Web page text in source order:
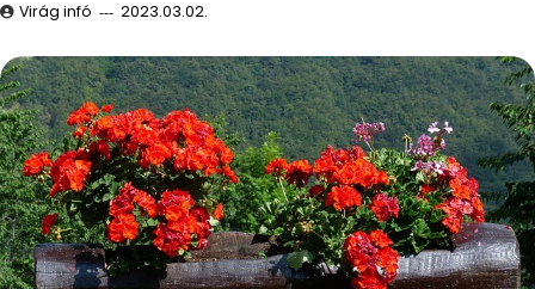
Virág infó 2023.03.02.